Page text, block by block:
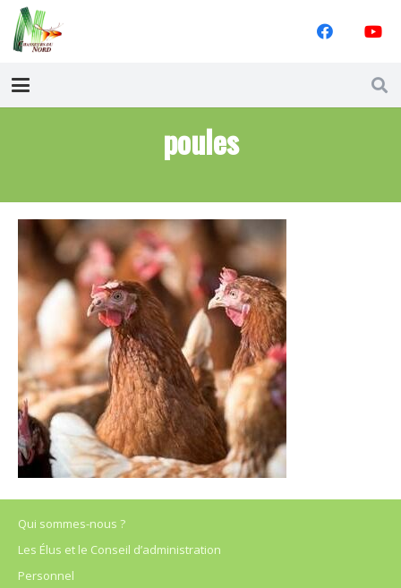
poules
Qui sommes-nous ?
Les Élus et le Conseil d’administration
Personnel